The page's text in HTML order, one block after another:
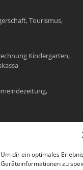
Um dir ein optimales
Geräteinformationen zu
Tourismus,
Kindergarten,
Meldeamt,